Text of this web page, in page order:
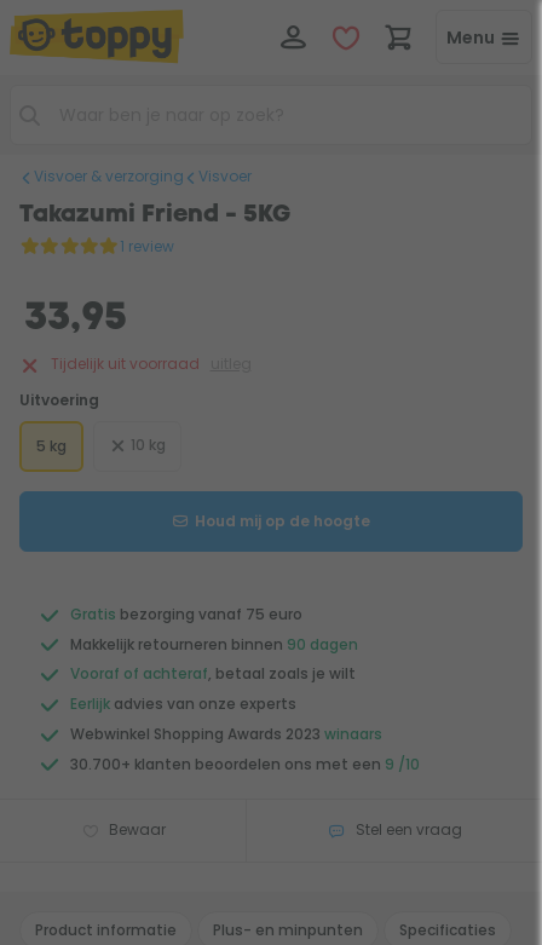
Menu
Visvoer & verzorging Visvoer
Takazumi Friend - 5KG
1 review
33,95
Tijdelijk uit voorraad
Uitvoering
5 kg 10 kg
Houd mij op de hoogte
Gratis bezorging vanaf 75 euro
Makkelijk retourneren binnen 90 dagen
Vooraf of achteraf, betaal zoals je wilt
Eerlijk advies van onze experts
Webwinkel Shopping Awards 2023 winaars
30.700+ klanten beoordelen ons met een 9 /10
Bewaar Stel een vraag
Product informatie Plus- en minpunten Specificaties